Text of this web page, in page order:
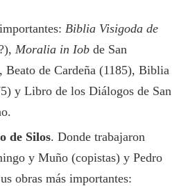
Biblia Visigoda de
Moralia in Iob de San
Beato de Cardeña (1185), Biblia
y Libro de los Diálogos de San
de Silos. Donde trabajaron
y Muño (copistas) y Pedro
obras más importantes: